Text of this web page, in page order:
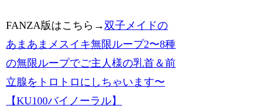
FANZA版はこちら→双子メイドの
あまあまメスイキ無限ループ2〜8種
の無限ループでご主人様の乳首＆前
立腺をトロトロにしちゃいます〜
【KU100バイノーラル】